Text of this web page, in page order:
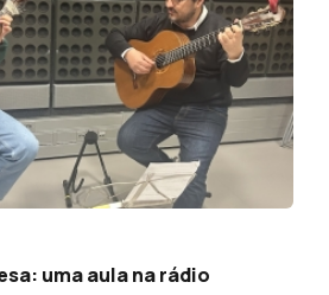
uma aula na rádio